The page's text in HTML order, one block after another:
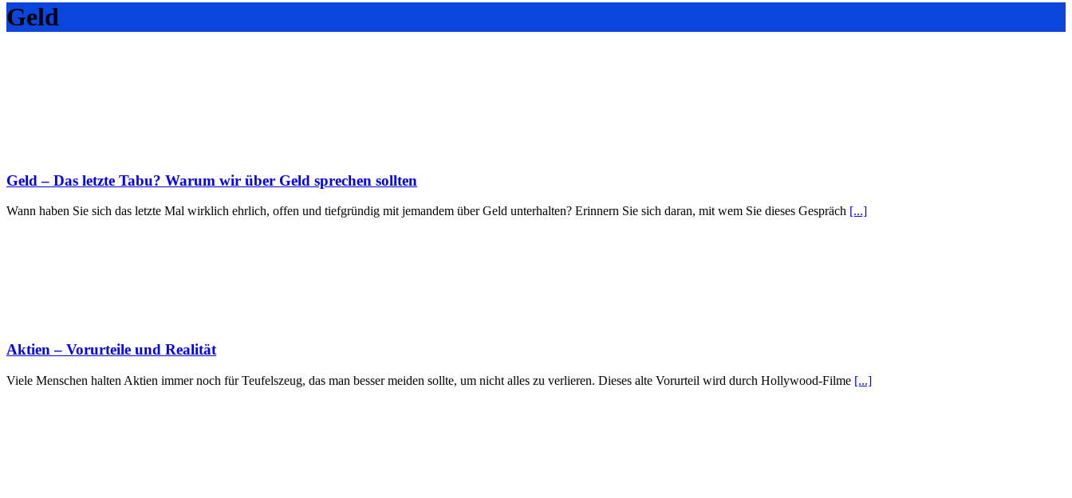
Geld
Geld – Das letzte Tabu? Warum wir über Geld sprechen sollten
Wann haben Sie sich das letzte Mal wirklich ehrlich, offen und tiefgründig mit jemandem über Geld unterhalten? Erinnern Sie sich daran, mit wem Sie dieses Gespräch [...]
Aktien – Vorurteile und Realität
Viele Menschen halten Aktien immer noch für Teufelszeug, das man besser meiden sollte, um nicht alles zu verlieren. Dieses alte Vorurteil wird durch Hollywood-Filme [...]